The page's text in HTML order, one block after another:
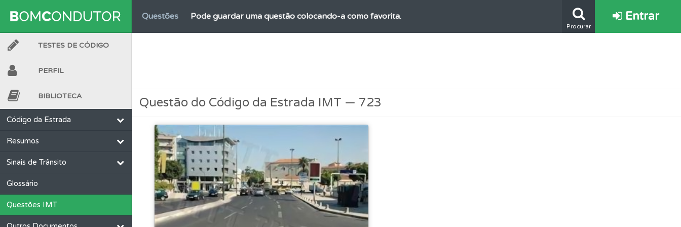
Questões Pode guardar uma questão colocando-a como favorita.
Biblioteca Consulte o código da estrada na nossa biblioteca.
Perfil O Índice Bom Condutor dá-lhe uma ideia da sua preparação para o exame.
Testes Deve fazer o teste que recomendamos para obter os melhores resultados.
Procurar
Entrar
TESTES DE CÓDIGO
PERFIL
BIBLIOTECA
Código da Estrada
Resumos
Sinais de Trânsito
Glossário
Questões IMT
Questão do Código da Estrada IMT — 723